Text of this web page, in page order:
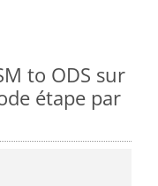
to ODS sur
étape par